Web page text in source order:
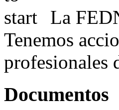
La
Tenemos
profesionales
Documentos